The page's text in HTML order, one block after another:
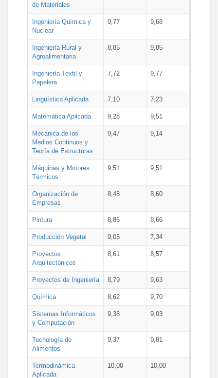
de Materiales
Ingeniería Química y
Nuclear
9,77 9,68
Ingeniería Rural y
Agroalimentaria
8,85 9,85
Ingeniería Textil y
Papelera
7,72 9,77
Lingüística Aplicada 7,10 7,23
Matemática Aplicada 9,28 9,51
Mecánica de los
Medios Continuos y
Teoría de Estructuras
9,47 9,14
Máquinas y Motores
Térmicos
9,51 9,51
Organización de
Empresas
8,48 8,60
Pintura 8,86 8,66
Producción Vegetal 9,05 7,34
Proyectos
Arquitectónicos
8,61 8,57
Proyectos de Ingeniería 8,79 9,63
Química 8,62 9,70
Sistemas Informáticos
y Computación
9,38 9,03
Tecnología de
Alimentos
9,37 9,81
Termodinámica
Aplicada
10,00 10,00